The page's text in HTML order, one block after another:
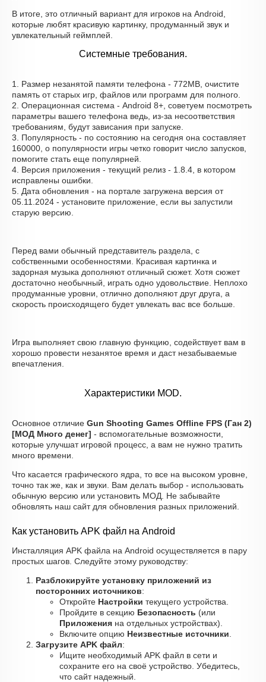
В итоге, это отличный вариант для игроков на Android,
которые любят красивую картинку, продуманный звук и
увлекательный геймплей.
Системные требования.
1. Размер незанятой памяти телефона - 772MB, очистите
память от старых игр, файлов или программ для полного.
2. Операционная система - Android 8+, советуем посмотреть
параметры вашего телефона ведь, из-за несоответствия
требованиям, будут зависания при запуске.
3. Популярность - по состоянию на сегодня она составляет
160000, о популярности игры четко говорит число запусков,
помогите стать еще популярней.
4. Версия приложения - текущий релиз - 1.8.4, в котором
исправлены ошибки.
5. Дата обновления - на портале загружена версия от
05.11.2024 - установите приложение, если вы запустили
старую версию.
Перед вами обычный представитель раздела, с
собственными особенностями. Красивая картинка и
задорная музыка дополняют отличный сюжет. Хотя сюжет
достаточно необычный, играть одно удовольствие. Неплохо
продуманные уровни, отлично дополняют друг друга, а
скорость происходящего будет увлекать вас все больше.
Игра выполняет свою главную функцию, содействует вам в
хорошо провести незанятое время и даст незабываемые
впечатления.
Характеристики MOD.
Основное отличие Gun Shooting Games Offline FPS (Ган 2)
[МОД Много денег] - вспомогательные возможности,
которые улучшат игровой процесс, а вам не нужно тратить
много времени.
Что касается графического ядра, то все на высоком уровне,
точно так же, как и звуки. Вам делать выбор - использовать
обычную версию или установить МОД. Не забывайте
обновлять наш сайт для обновления разных приложений.
Как установить APK файл на Android
Инсталляция APK файла на Android осуществляется в пару
простых шагов. Следуйте этому руководству:
Разблокируйте установку приложений из
посторонних источников:
Откройте Настройки текущего устройства.
Пройдите в секцию Безопасность (или
Приложения на отдельных устройствах).
Включите опцию Неизвестные источники
Загрузите APK файл:
Ищите необходимый APK файл в сети и
сохраните его на своё устройство. Убедитесь,
что сайт надежный.